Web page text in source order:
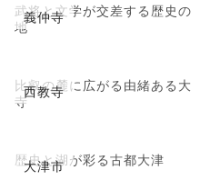
義仲寺
武将と文学が交差する歴史の
地
西教寺
比叡の麓に広がる由緒ある大
寺
大津市
歴史と湖が彩る古都大津